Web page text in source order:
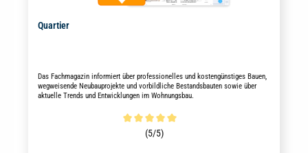
Quartier
Das Fachmagazin informiert über professionelles und kostengünstiges Bauen,
wegweisende Neubauprojekte und vorbildliche Bestandsbauten sowie über
aktuelle Trends und Entwicklungen im Wohnungsbau.
Durchschnittliche Bewertung von 5 von 5 Sternen
(5/5)